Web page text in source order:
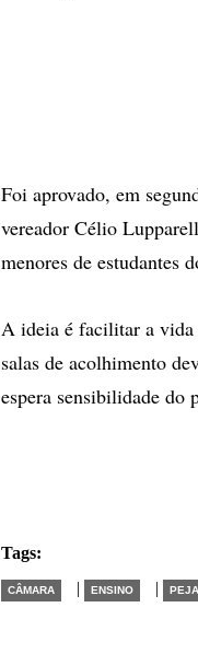
Foi aprovado, em
vereador Célio
menores de estudantes
A ideia é facilitar a vida
salas de acolhimento
espera sensibilidade do
Tags:
CÂMARA | ENSINO | PEJA